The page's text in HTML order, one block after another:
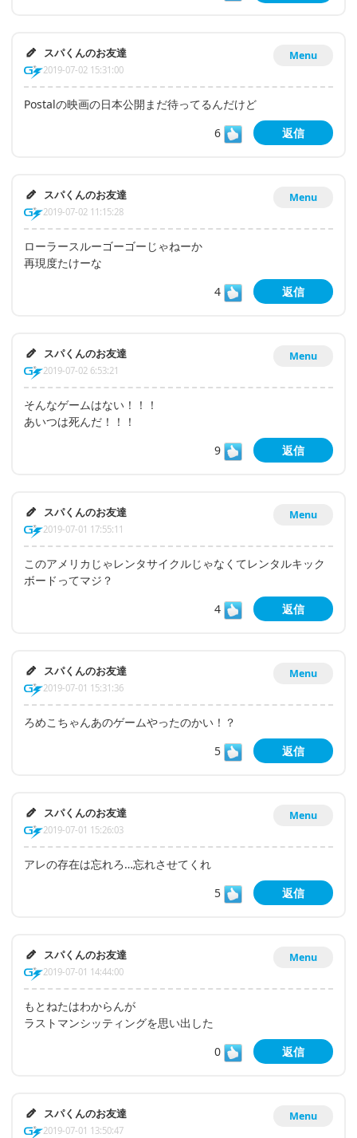
Menu
スパくんのお友達
2019-07-02 15:31:00
Postalの映画の日本公開まだ待ってるんだけど
6
返信
Menu
スパくんのお友達
2019-07-02 11:15:28
ローラースルーゴーゴーじゃねーか
再現度たけーな
4
返信
Menu
スパくんのお友達
2019-07-02 6:53:21
そんなゲームはない！！！
あいつは死んだ！！！
9
返信
Menu
スパくんのお友達
2019-07-01 17:55:11
このアメリカじゃレンタサイクルじゃなくてレンタルキック
ボードってマジ？
4
返信
Menu
スパくんのお友達
2019-07-01 15:31:36
ろめこちゃんあのゲームやったのかい！？
5
返信
Menu
スパくんのお友達
2019-07-01 15:26:03
アレの存在は忘れろ…忘れさせてくれ
5
返信
Menu
スパくんのお友達
2019-07-01 14:44:00
もとねたはわからんが
ラストマンシッティングを思い出した
0
返信
Menu
スパくんのお友達
2019-07-01 13:50:47